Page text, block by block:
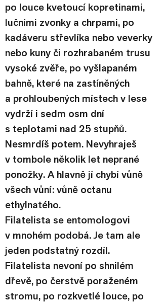
po louce kvetoucí kopretinami,
lučními zvonky a chrpami, po
kadáveru střevlíka nebo veverky
nebo kuny či rozhrabaném trusu
vysoké zvěře, po vyšlapaném
bahně, které na zastíněných
a prohloubených místech v lese
vydrží i sedm osm dní
s teplotami nad 25 stupňů.
Nesmrdíš potem. Nevyhraješ
v tombole několik let neprané
ponožky. A hlavně jí chybí vůně
všech vůní: vůně octanu
ethylnatého.
Filatelista se entomologovi
v mnohém podobá. Je tam ale
jeden podstatný rozdíl.
Filatelista nevoní po shnilém
dřevě, po čerstvě poraženém
stromu, po rozkvetlé louce, po